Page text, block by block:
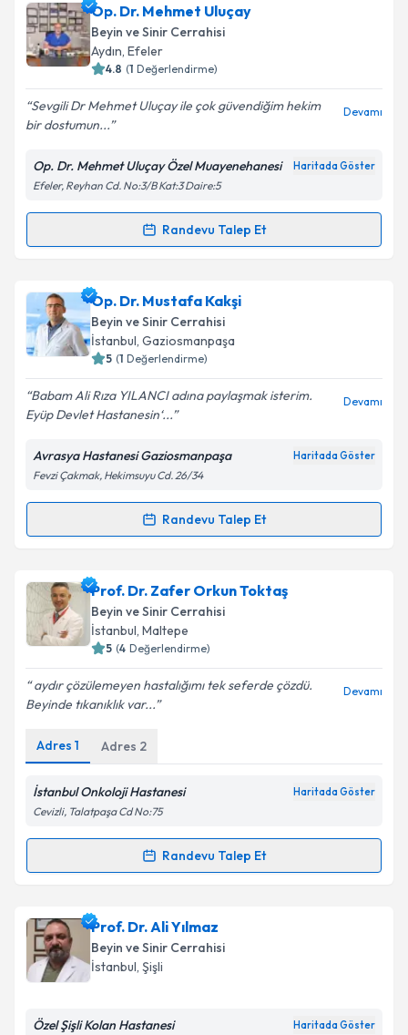
Prof. Dr. Mehmet Şenoğluiçin randevu takvimi
talebi oluşturun. Size bu uzmandan randevu almanız
için bir takvim hazırlandığında e-posta ile
bilgilendireceğiz.
E-posta Adresiniz
Kişisel verilerimin işlenmesine ilişkin
Metni'ni okudum ve kişisel verilerimin belirtilen
kapsamda işlenmesini kabul ediyorum.
Op. Dr. Mehmet Uluçay
Beyin ve Sinir Cerrahisi
Aydın, Efeler
4.8 (1 Değerlendirme)
Sevgili Dr Mehmet Uluçay ile çok güvendiğim hekim
bir dostumun...
Devamı
Op. Dr. Mehmet Uluçay Özel Muayenehanesi Haritada Göster
Efeler, Reyhan Cd. No:3/B Kat:3 Daire:5
Randevu Talep Et
Randevu Takvimi Talebi
Op. Dr. Mehmet Uluçayiçin randevu takvimi talebi
oluşturun. Size bu uzmandan randevu almanız için bir
takvim hazırlandığında e-posta ile bilgilendireceğiz.
Kişisel verilerimin işlenmesine ilişkin
Aydınlatma
Metni'ni okudum ve kişisel verilerimin belirtilen
kapsamda işlenmesini kabul ediyorum.
Op. Dr. Mustafa Kakşi
Beyin ve Sinir Cerrahisi
İstanbul, Gaziosmanpaşa
5 (1 Değerlendirme)
Babam Ali Rıza YILANCI adına paylaşmak isterim.
Eyüp Devlet Hastanesin‘...
Devamı
Avrasya Hastanesi Gaziosmanpaşa Haritada Göster
Fevzi Çakmak, Hekimsuyu Cd. 26/34
Randevu Talep Et
Randevu Takvimi Talebi
Op. Dr. Mustafa Kakşiiçin randevu takvimi talebi
oluşturun. Size bu uzmandan randevu almanız için bir
takvim hazırlandığında e-posta ile bilgilendireceğiz.
Kişisel verilerimin işlenmesine ilişkin
Metni'ni okudum ve kişisel verilerimin belirtilen
kapsamda işlenmesini kabul ediyorum.
Takvim Talebini Gönder
Prof. Dr. Zafer Orkun Toktaş
Beyin ve Sinir Cerrahisi
İstanbul, Maltepe
5 (4 Değerlendirme)
aydır çözülemeyen hastalığımı tek seferde çözdü.
Beyinde tıkanıklık var...
Devamı
Adres 1 Adres 2
İstanbul Onkoloji Hastanesi Haritada Göster
Cevizli, Talatpaşa Cd No:75
Randevu Talep Et
Randevu Takvimi Talebi
Prof. Dr. Zafer Orkun Toktaş
talebi oluşturun. Size bu uzmandan randevu almanız
için bir takvim hazırlandığında e-posta ile
bilgilendireceğiz.
Prof. Dr. Ali Yılmaz
Beyin ve Sinir Cerrahisi
İstanbul, Şişli
Özel Şişli Kolan Hastanesi Haritada Göster